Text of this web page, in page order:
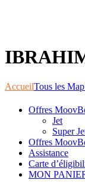
AccueilTous les
Offres
Jet
Super
Offres
Assistance
Carte
MON